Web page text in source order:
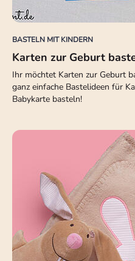
BASTELN MIT KINDERN
Karten zur Geburt
Ihr möchtet Karten zur Geburt
ganz einfache Bastelideen für
Babykarte basteln!